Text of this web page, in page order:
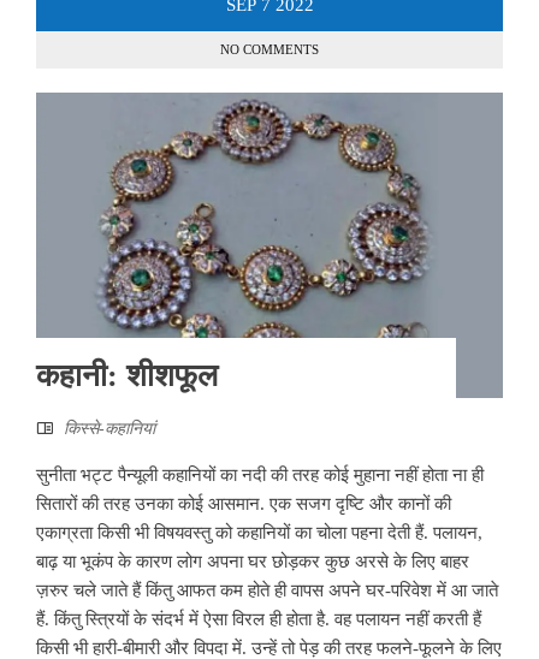
SEP 7 2022
NO COMMENTS
कहानी: शीशफूल
किस्से-कहानियां
सुनीता भट्ट पैन्यूली कहानियों का नदी की तरह कोई मुहाना नहीं होता ना ही
सितारों की तरह उनका कोई आसमान. एक सजग दृष्टि और कानों की
एकाग्रता किसी भी विषयवस्तु को कहानियों का चोला पहना देती हैं. पलायन,
बाढ़ या भूकंप के कारण लोग अपना घर छोड़कर कुछ अरसे के लिए बाहर
ज़रुर चले जाते हैं किंतु आफत कम होते ही वापस अपने घर-परिवेश में आ जाते
हैं. किंतु स्त्रियों के संदर्भ में ऐसा विरल ही होता है. वह पलायन नहीं करती हैं
किसी भी हारी-बीमारी और विपदा में. उन्हें तो पेड़ की तरह फलने-फूलने के लिए